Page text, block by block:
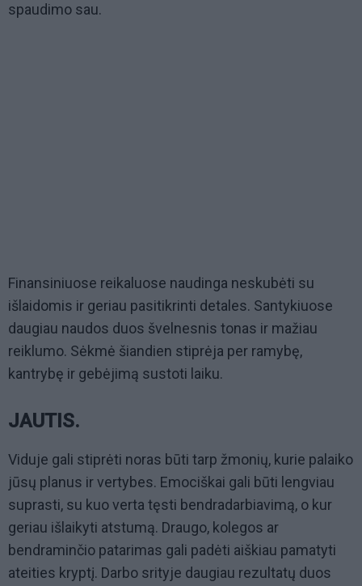
spaudimo sau.
Finansiniuose reikaluose naudinga neskubėti su
išlaidomis ir geriau pasitikrinti detales. Santykiuose
daugiau naudos duos švelnesnis tonas ir mažiau
reiklumo. Sėkmė šiandien stiprėja per ramybę,
kantrybę ir gebėjimą sustoti laiku.
JAUTIS.
Viduje gali stiprėti noras būti tarp žmonių, kurie palaiko
jūsų planus ir vertybes. Emociškai gali būti lengviau
suprasti, su kuo verta tęsti bendradarbiavimą, o kur
geriau išlaikyti atstumą. Draugo, kolegos ar
bendraminčio patarimas gali padėti aiškiau pamatyti
ateities kryptį. Darbo srityje daugiau rezultatų duos